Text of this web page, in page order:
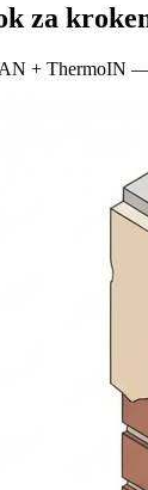
za
+ ThermoIN